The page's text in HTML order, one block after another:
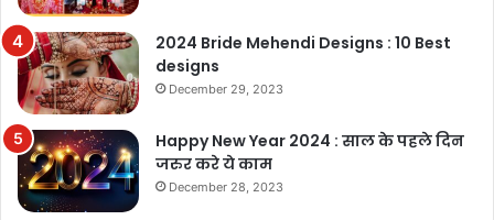
2024 Bride Mehendi Designs : 10 Best
designs
December 29, 2023
Happy New Year 2024 : साल के पहले दिन
जरुर करे ये काम
December 28, 2023